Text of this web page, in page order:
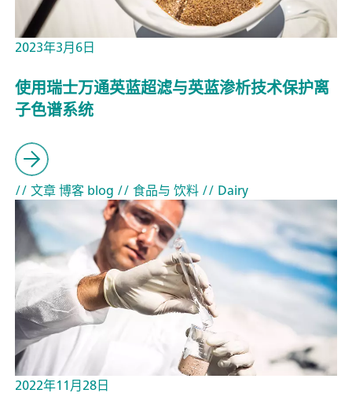
2023年3月6日
使用瑞士万通英蓝超滤与英蓝渗析技术保护离
子色谱系统
// 文章 博客 blog // 食品与 饮料// Dairy
2022年11月28日